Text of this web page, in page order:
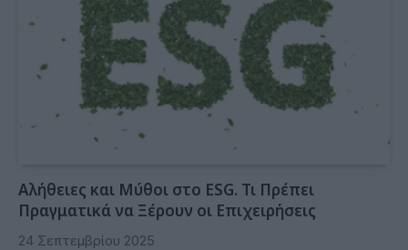
Αλήθειες και Μύθοι στο ESG. Τι Πρέπει
Πραγματικά να Ξέρουν οι Επιχειρήσεις
24 Σεπτεμβρίου 2025